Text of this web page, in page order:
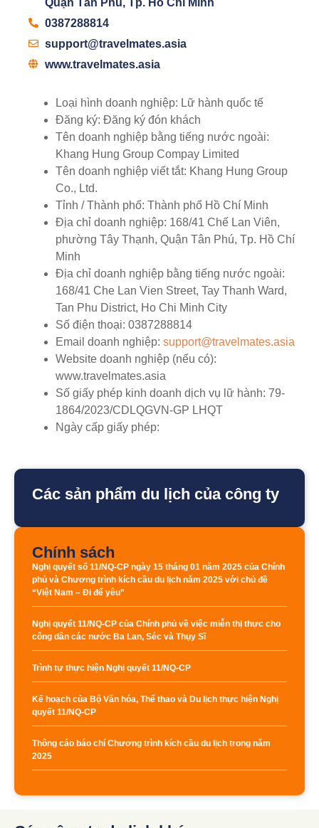
0387288814
support@travelmates.asia
www.travelmates.asia
Loại hình doanh nghiệp: Lữ hành quốc tế
Đăng ký: Đăng ký đón khách
Tên doanh nghiệp bằng tiếng nước ngoài:
Khang Hung Group Compay Limited
Tên doanh nghiệp viết tắt: Khang Hung Group
Co., Ltd.
Tỉnh / Thành phố: Thành phố Hồ Chí Minh
Địa chỉ doanh nghiệp: 168/41 Chế Lan Viên,
phường Tây Thạnh, Quận Tân Phú, Tp. Hồ Chí
Minh
Địa chỉ doanh nghiệp bằng tiếng nước ngoài:
168/41 Che Lan Vien Street, Tay Thanh Ward,
Tan Phu District, Ho Chi Minh City
Số điện thoại: 0387288814
Email doanh nghiệp: support@travelmates.asia
Website doanh nghiệp (nếu có):
www.travelmates.asia
Số giấy phép kinh doanh dịch vụ lữ hành: 79-
1864/2023/CDLQGVN-GP LHQT
Ngày cấp giấy phép:
Các sản phẩm du lịch của công ty
Chính sách
Nghị quyết số 11/NQ-CP ngày 15 tháng 01 năm 2025 của Chính
phủ và Chương trình kích cầu du lịch năm 2025 với chủ đề
“Việt Nam – Đi để yêu”
Nghị quyết 11/NQ-CP của Chính phủ về việc miễn thị thực cho
công dân các nước Ba Lan, Séc và Thụy Sĩ
Trình tự thực hiện Nghị quyết 11/NQ-CP
Kế hoạch của Bộ Văn hóa, Thể thao và Du lịch thực hiện Nghị
quyết 11/NQ-CP
Thông cáo báo chí Chương trình kích cầu du lịch trong năm
2025